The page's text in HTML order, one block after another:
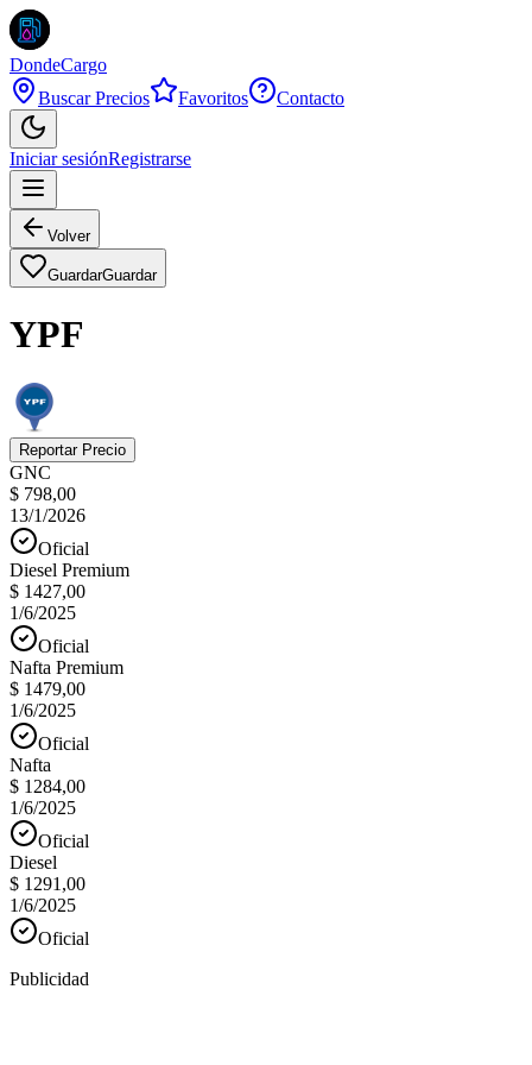
DondeCargo
Buscar Precios
Favoritos Contacto
Iniciar sesiónRegistrarse
Volver
GuardarGuardar
YPF
Reportar Precio
GNC
$ 798,00
13/1/2026
Oficial
Diesel Premium
$ 1427,00
1/6/2025
Oficial
Nafta Premium
$ 1479,00
1/6/2025
Oficial
Nafta
$ 1284,00
1/6/2025
Oficial
Diesel
$ 1291,00
1/6/2025
Oficial
Publicidad